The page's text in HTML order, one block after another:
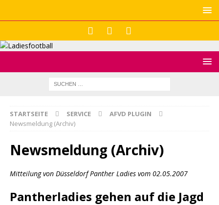
STARTSEITE SERVICE
AFVD PLUGIN
Newsmeldung (Archiv)
Newsmeldung (Archiv)
Mitteilung von Düsseldorf Panther Ladies vom 02.05.2007
Pantherladies gehen auf die Jagd